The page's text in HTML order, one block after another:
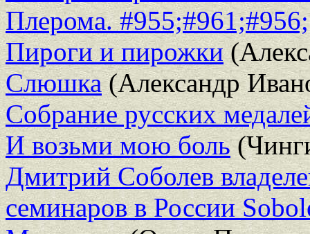
Плерома. #955;#961;#956;
Пироги и пирожки
Слюшка(Александр
Собрание русских
И возьми мою боль
Дмитрий Соболев
семинаров в России